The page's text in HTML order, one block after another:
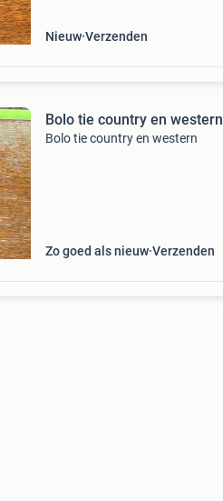
Nieuw Verzenden
Bolo tie country en western
Bolo tie country en western
Zo goed als nieuw Verzenden